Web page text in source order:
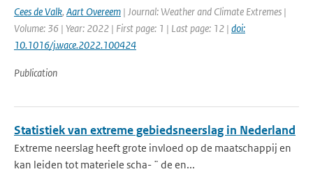
Cees de Valk, Aart Overeem | Journal: Weather and Climate Extremes |
Volume: 36 | Year: 2022 | First page: 1 | Last page: 12 | doi:
10.1016/j.wace.2022.100424
Publication
Statistiek van extreme gebiedsneerslag in Nederland
Extreme neerslag heeft grote invloed op de maatschappij en
kan leiden tot materiele scha- ¨ de en...